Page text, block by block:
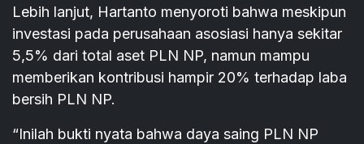
Lebih lanjut, Hartanto menyoroti bahwa meskipun
investasi pada perusahaan asosiasi hanya sekitar
5,5% dari total aset PLN NP, namun mampu
memberikan kontribusi hampir 20% terhadap laba
bersih PLN NP.
“Inilah bukti nyata bahwa daya saing PLN NP